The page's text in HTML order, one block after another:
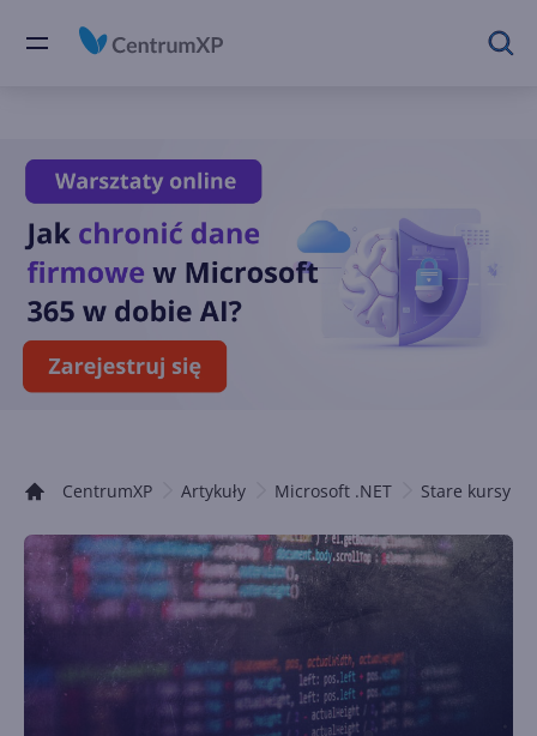
CentrumXP Artykuły Microsoft .NET Stare kursy